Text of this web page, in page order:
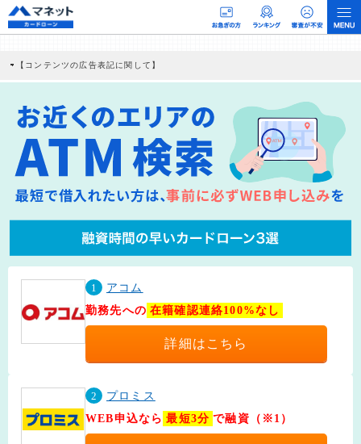
【コンテンツの広告表記に関して】
社に対して企業から紹介報酬が支払われるという収益モデルです。 ただし、特定の
商品を根拠なくPRするものではなく、当編集部の調査／ユーザーへの口コミ収集な
どに基づき、公平性を担保した情報提供を行っています。
>提携企業一覧
1
アコム
勤務先への 在籍確認連絡100%なし
詳細はこちら
2
プロミス
WEB申込なら 最短3分 で融資（※1）